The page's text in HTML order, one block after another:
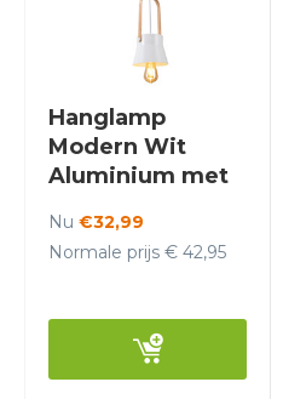
Hanglamp
Modern Wit
Aluminium met
Eeva
Nu €32,99
Normale prijs € 42,95